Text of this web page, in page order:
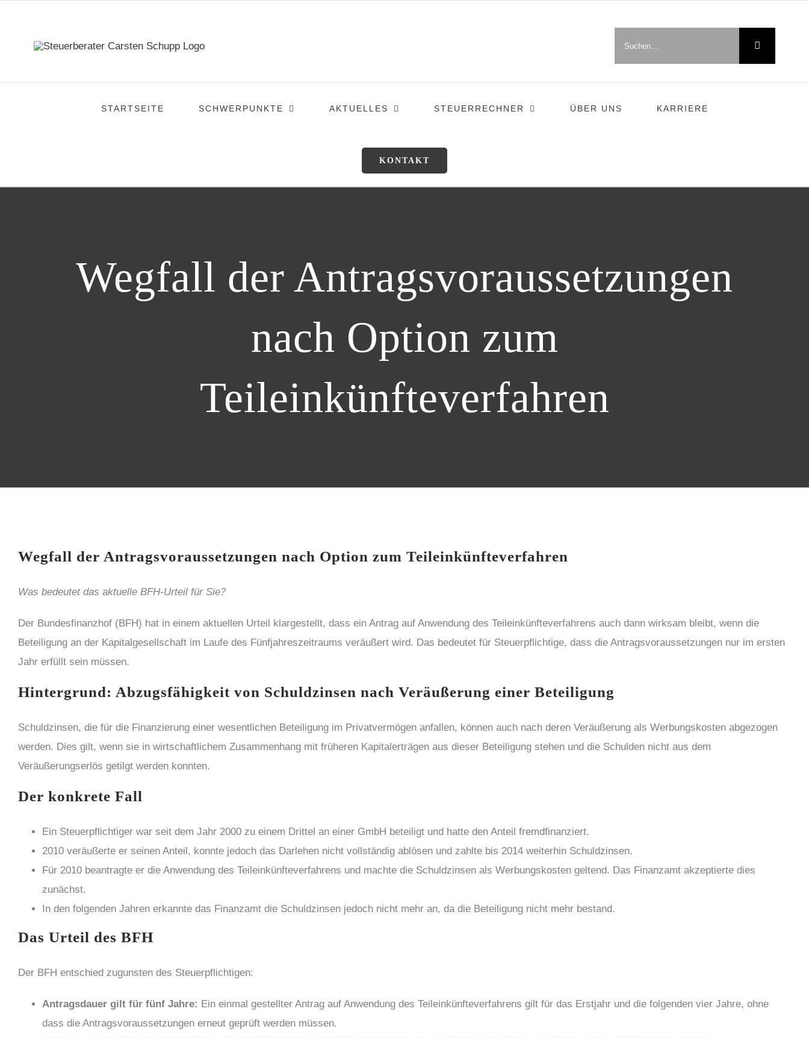
springen
STARTSEITE SCHWERPUNKTE AKTUELLES STEUERRECHNER ÜBER UNS KARRIERE
KONTAKT
Wegfall der Antragsvoraussetzungen
nach Option zum
Teileinkünfteverfahren
Wegfall der Antragsvoraussetzungen nach Option zum Teileinkünfteverfahren
Was bedeutet das aktuelle BFH-Urteil für Sie?
Der Bundesfinanzhof (BFH) hat in einem aktuellen Urteil klargestellt, dass ein Antrag auf Anwendung des Teileinkünfteverfahrens auch dann wirksam bleibt, wenn die
Beteiligung an der Kapitalgesellschaft im Laufe des Fünfjahreszeitraums veräußert wird. Das bedeutet für Steuerpflichtige, dass die Antragsvoraussetzungen nur im ersten
Jahr erfüllt sein müssen.
Hintergrund: Abzugsfähigkeit von Schuldzinsen nach Veräußerung einer Beteiligung
Schuldzinsen, die für die Finanzierung einer wesentlichen Beteiligung im Privatvermögen anfallen, können auch nach deren Veräußerung als Werbungskosten abgezogen
werden. Dies gilt, wenn sie in wirtschaftlichem Zusammenhang mit früheren Kapitalerträgen aus dieser Beteiligung stehen und die Schulden nicht aus dem
Veräußerungserlös getilgt werden konnten.
Der konkrete Fall
Ein Steuerpflichtiger war seit dem Jahr 2000 zu einem Drittel an einer GmbH beteiligt und hatte den Anteil fremdfinanziert.
2010 veräußerte er seinen Anteil, konnte jedoch das Darlehen nicht vollständig ablösen und zahlte bis 2014 weiterhin Schuldzinsen.
Für 2010 beantragte er die Anwendung des Teileinkünfteverfahrens und machte die Schuldzinsen als Werbungskosten geltend. Das Finanzamt akzeptierte dies
zunächst.
In den folgenden Jahren erkannte das Finanzamt die Schuldzinsen jedoch nicht mehr an, da die Beteiligung nicht mehr bestand.
Das Urteil des BFH
Der BFH entschied zugunsten des Steuerpflichtigen:
Antragsdauer gilt für fünf Jahre: Ein einmal gestellter Antrag auf Anwendung des Teileinkünfteverfahrens gilt für das Erstjahr und die folgenden vier Jahre, ohne
dass die Antragsvoraussetzungen erneut geprüft werden müssen.